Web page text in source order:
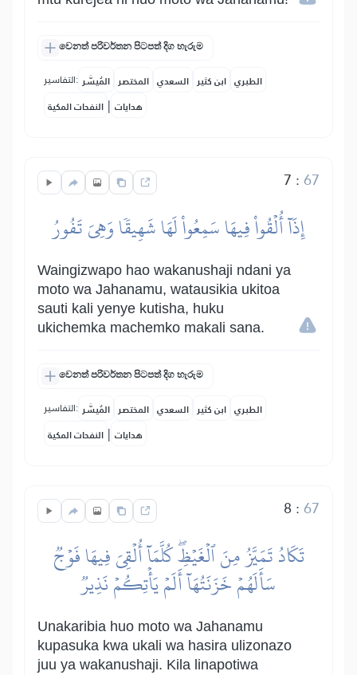
වෙනත් පරිවර්තන පිටපත් දිග හැරුම
التفاسير: المُيسَّر المختصر السعدي ابن كثير الطبري
النفحات المكية | هدايات
7 :67
إِذَآ أُلۡقُواْ فِيهَا سَمِعُواْ لَهَا شَهِيقٗا وَهِيَ تَفُورُ
Waingizwapo hao wakanushaji ndani ya
moto wa Jahanamu, watausikia ukitoa
sauti kali yenye kutisha, huku
ukichemka machemko makali sana.
වෙනත් පරිවර්තන පිටපත් දිග හැරුම
التفاسير: المُيسَّر المختصر السعدي ابن كثير الطبري
النفحات المكية | هدايات
8 :67
تَكَادُ تَمَيَّزُ مِنَ ٱلۡغَيۡظِۖ كُلَّمَآ أُلۡقِيَ فِيهَا فَوۡجٞ
سَأَلَهُمۡ خَزَنَتُهَآ أَلَمۡ يَأۡتِكُمۡ نَذِيرٞ
Unakaribia huo moto wa Jahanamu
kupasuka kwa ukali wa hasira ulizonazo
juu ya wakanushaji. Kila linapotiwa